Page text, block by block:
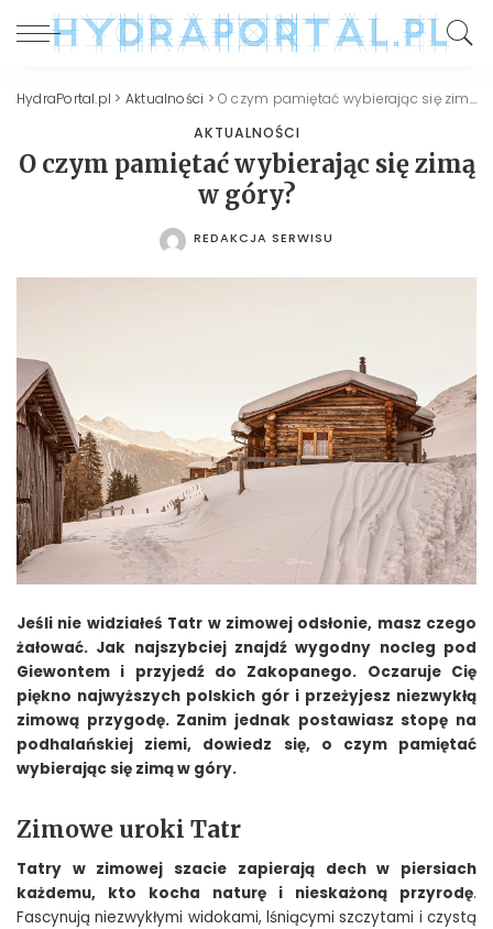
HydraPortal.pl > Aktualności >O czym pamiętać wybierając się zimą w góry?
AKTUALNOŚCI
O czym pamiętać wybierając się zimą
w góry?
POSTED
REDAKCJA SERWISU
Jeśli nie widziałeś Tatr w zimowej odsłonie, masz czego
żałować. Jak najszybciej znajdź wygodny nocleg pod
Giewontem i przyjedź do Zakopanego. Oczaruje Cię
piękno najwyższych polskich gór i przeżyjesz niezwykłą
zimową przygodę. Zanim jednak postawiasz stopę na
podhalańskiej ziemi, dowiedz się, o czym pamiętać
wybierając się zimą w góry.
Zimowe uroki Tatr
Tatry w zimowej szacie zapierają dech w piersiach
każdemu, kto kocha naturę i nieskażoną przyrodę.
Fascynują niezwykłymi widokami, lśniącymi szczytami i czystą